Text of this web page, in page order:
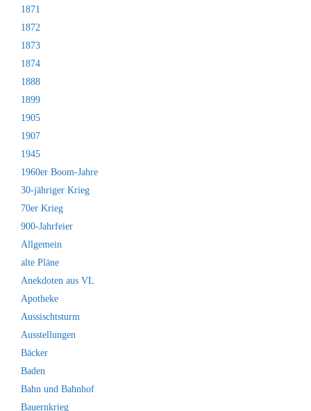
1871
1872
1873
1874
1888
1899
1905
1907
1945
1960er Boom-Jahre
30-jähriger Krieg
70er Krieg
900-Jahrfeier
Allgemein
alte Pläne
Anekdoten aus VL
Apotheke
Aussischtsturm
Ausstellungen
Bäcker
Baden
Bahn und Bahnhof
Bauernkrieg